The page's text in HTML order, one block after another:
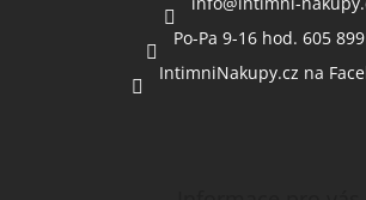
Po-Pa 9-16 hod. 605
IntimniNakupy.cz na